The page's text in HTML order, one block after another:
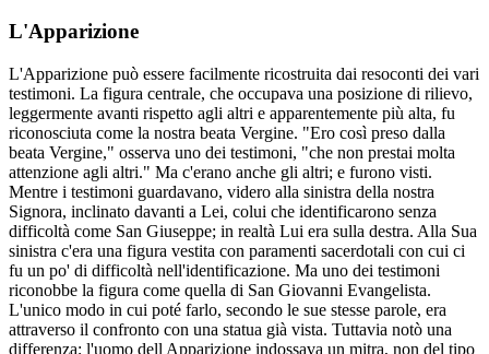
L'Apparizione
L'Apparizione può essere facilmente ricostruita dai resoconti dei vari
testimoni. La figura centrale, che occupava una posizione di rilievo,
leggermente avanti rispetto agli altri e apparentemente più alta, fu
riconosciuta come la nostra beata Vergine. "Ero così preso dalla
beata Vergine," osserva uno dei testimoni, "che non prestai molta
attenzione agli altri." Ma c'erano anche gli altri; e furono visti.
Mentre i testimoni guardavano, videro alla sinistra della nostra
Signora, inclinato davanti a Lei, colui che identificarono senza
difficoltà come San Giuseppe; in realtà Lui era sulla destra. Alla Sua
sinistra c'era una figura vestita con paramenti sacerdotali con cui ci
fu un po' di difficoltà nell'identificazione. Ma uno dei testimoni
riconobbe la figura come quella di San Giovanni Evangelista.
L'unico modo in cui poté farlo, secondo le sue stesse parole, era
attraverso il confronto con una statua già vista. Tuttavia notò una
differenza; l'uomo dell Apparizione indossava un mitra, non del tipo